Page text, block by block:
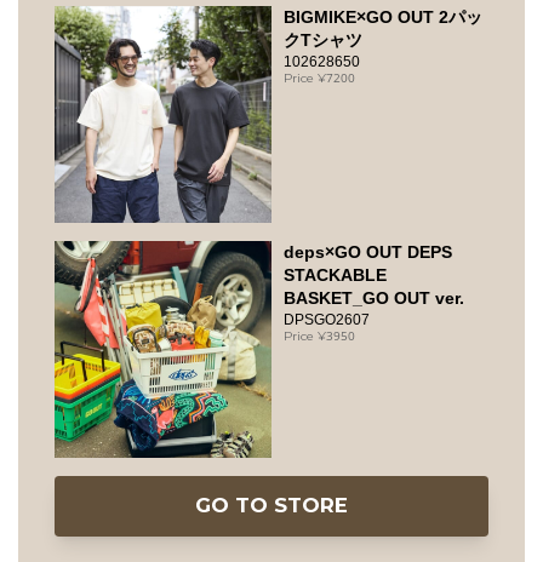
BIGMIKE×GO OUT 2パッ
クTシャツ
102628650
7200
deps×GO OUT DEPS
STACKABLE
BASKET_GO OUT ver.
DPSGO2607
3950
GO TO STORE